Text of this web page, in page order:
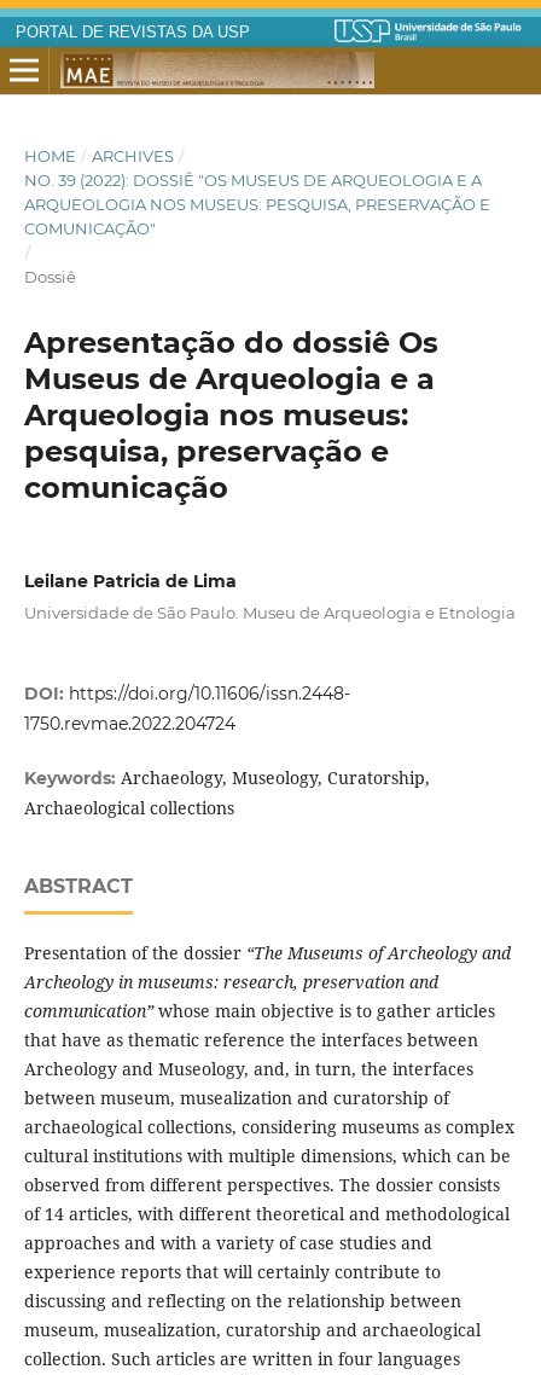
PORTAL DE REVISTAS DA USP
HOME / ARCHIVES /
NO. 39 (2022): DOSSIÊ "OS MUSEUS DE ARQUEOLOGIA E A
ARQUEOLOGIA NOS MUSEUS: PESQUISA, PRESERVAÇÃO E
COMUNICAÇÃO"
/
Dossiê
Apresentação do dossiê Os
Museus de Arqueologia e a
Arqueologia nos museus:
pesquisa, preservação e
comunicação
Leilane Patricia de Lima
Universidade de São Paulo. Museu de Arqueologia e Etnologia
DOI: https://doi.org/10.11606/issn.2448-
1750.revmae.2022.204724
Keywords: Archaeology, Museology, Curatorship,
Archaeological collections
ABSTRACT
Presentation of the dossier “The Museums of Archeology and
Archeology in museums: research, preservation and
communication”whose main objective is to gather articles
that have as thematic reference the interfaces between
Archeology and Museology, and, in turn, the interfaces
between museum, musealization and curatorship of
archaeological collections, considering museums as complex
cultural institutions with multiple dimensions, which can be
observed from different perspectives. The dossier consists
of 14 articles, with different theoretical and methodological
approaches and with a variety of case studies and
experience reports that will certainly contribute to
discussing and reflecting on the relationship between
museum, musealization, curatorship and archaeological
collection. Such articles are written in four languages ​​